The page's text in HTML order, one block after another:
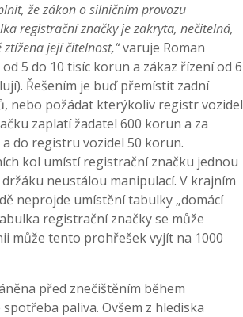
že zákon o silničním provozu
registrační značky je zakryta, nečitelná,
její čitelnost,“varuje Roman
5 do 10 tisíc korun a zákaz řízení od 6
Řešením je buď přemístit zadní
nebo požádat kterýkoliv registr vozidel
zaplatí žadatel 600 korun a za
do registru vozidel 50 korun.
kol umístí registrační značku jednou
neustálou manipulací. V krajním
neprojde umístění tabulky „domácí
registrační značky se může
může tento prohřešek vyjít na 1000
před znečištěním během
paliva. Ovšem z hlediska